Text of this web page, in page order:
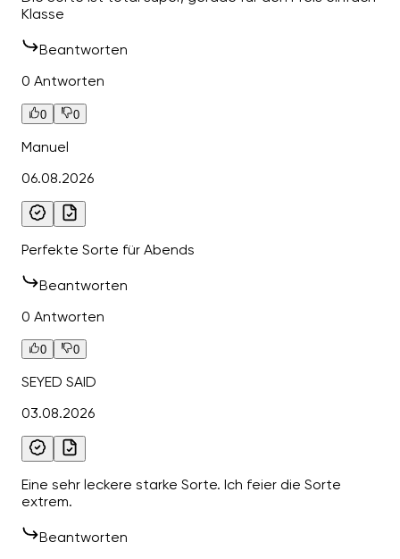
Klasse
Beantworten
0 Antworten
0 0
Manuel
06.08.2026
Perfekte Sorte für Abends
Beantworten
0 Antworten
0 0
SEYED SAID
03.08.2026
Eine sehr leckere starke Sorte. Ich feier die Sorte
extrem.
Beantworten